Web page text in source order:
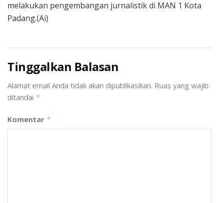
melakukan pengembangan jurnalistik di MAN 1 Kota
Padang.(Ai)
Tinggalkan Balasan
Alamat email Anda tidak akan dipublikasikan. Ruas yang wajib
ditandai *
Komentar *